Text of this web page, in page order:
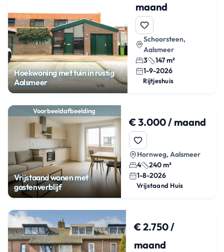
Hoekwoning met tuin in rustig
Aalsmeer
maand
Schoorsteen,
Aalsmeer
3
147 m²
1-9-2026
Rijtjeshuis
Voorbeeldafbeelding
Vrijstaand wonen met
gastenverblijf
€ 3.000 / maand
Hornweg, Aalsmeer
4
240 m²
1-8-2026
Vrijstaand Huis
€ 2.750 /
maand